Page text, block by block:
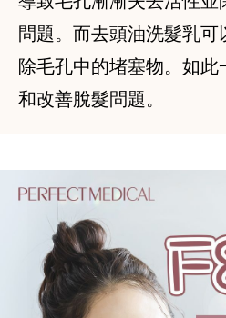
問題。而去頭油洗髮乳
除毛孔中的堵塞物。如
和改善脫髮問題。